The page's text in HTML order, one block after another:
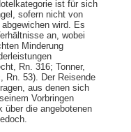
ist für sich
sofern nicht von
wird. Es
an, wobei
Minderung
Rn. 316; Tonner,
Rn. 53). Der Reisende
aus denen sich
Vorbringen
die angebotenen